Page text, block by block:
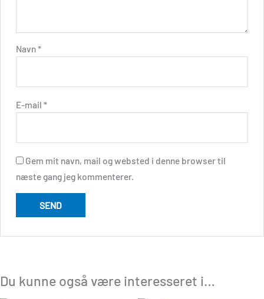
Navn*
E-mail *
Gem mit navn, mail og websted i denne browser til
næste gang jeg kommenterer.
Du kunne også være interesseret i…